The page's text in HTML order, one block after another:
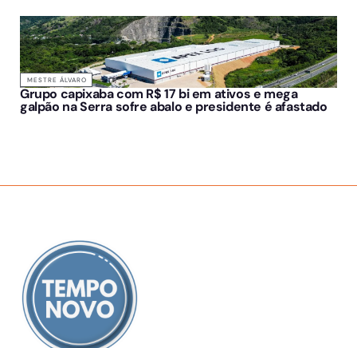
MESTRE ÁLVARO
Grupo capixaba com R$ 17 bi em ativos e mega
galpão na Serra sofre abalo e presidente é afastado